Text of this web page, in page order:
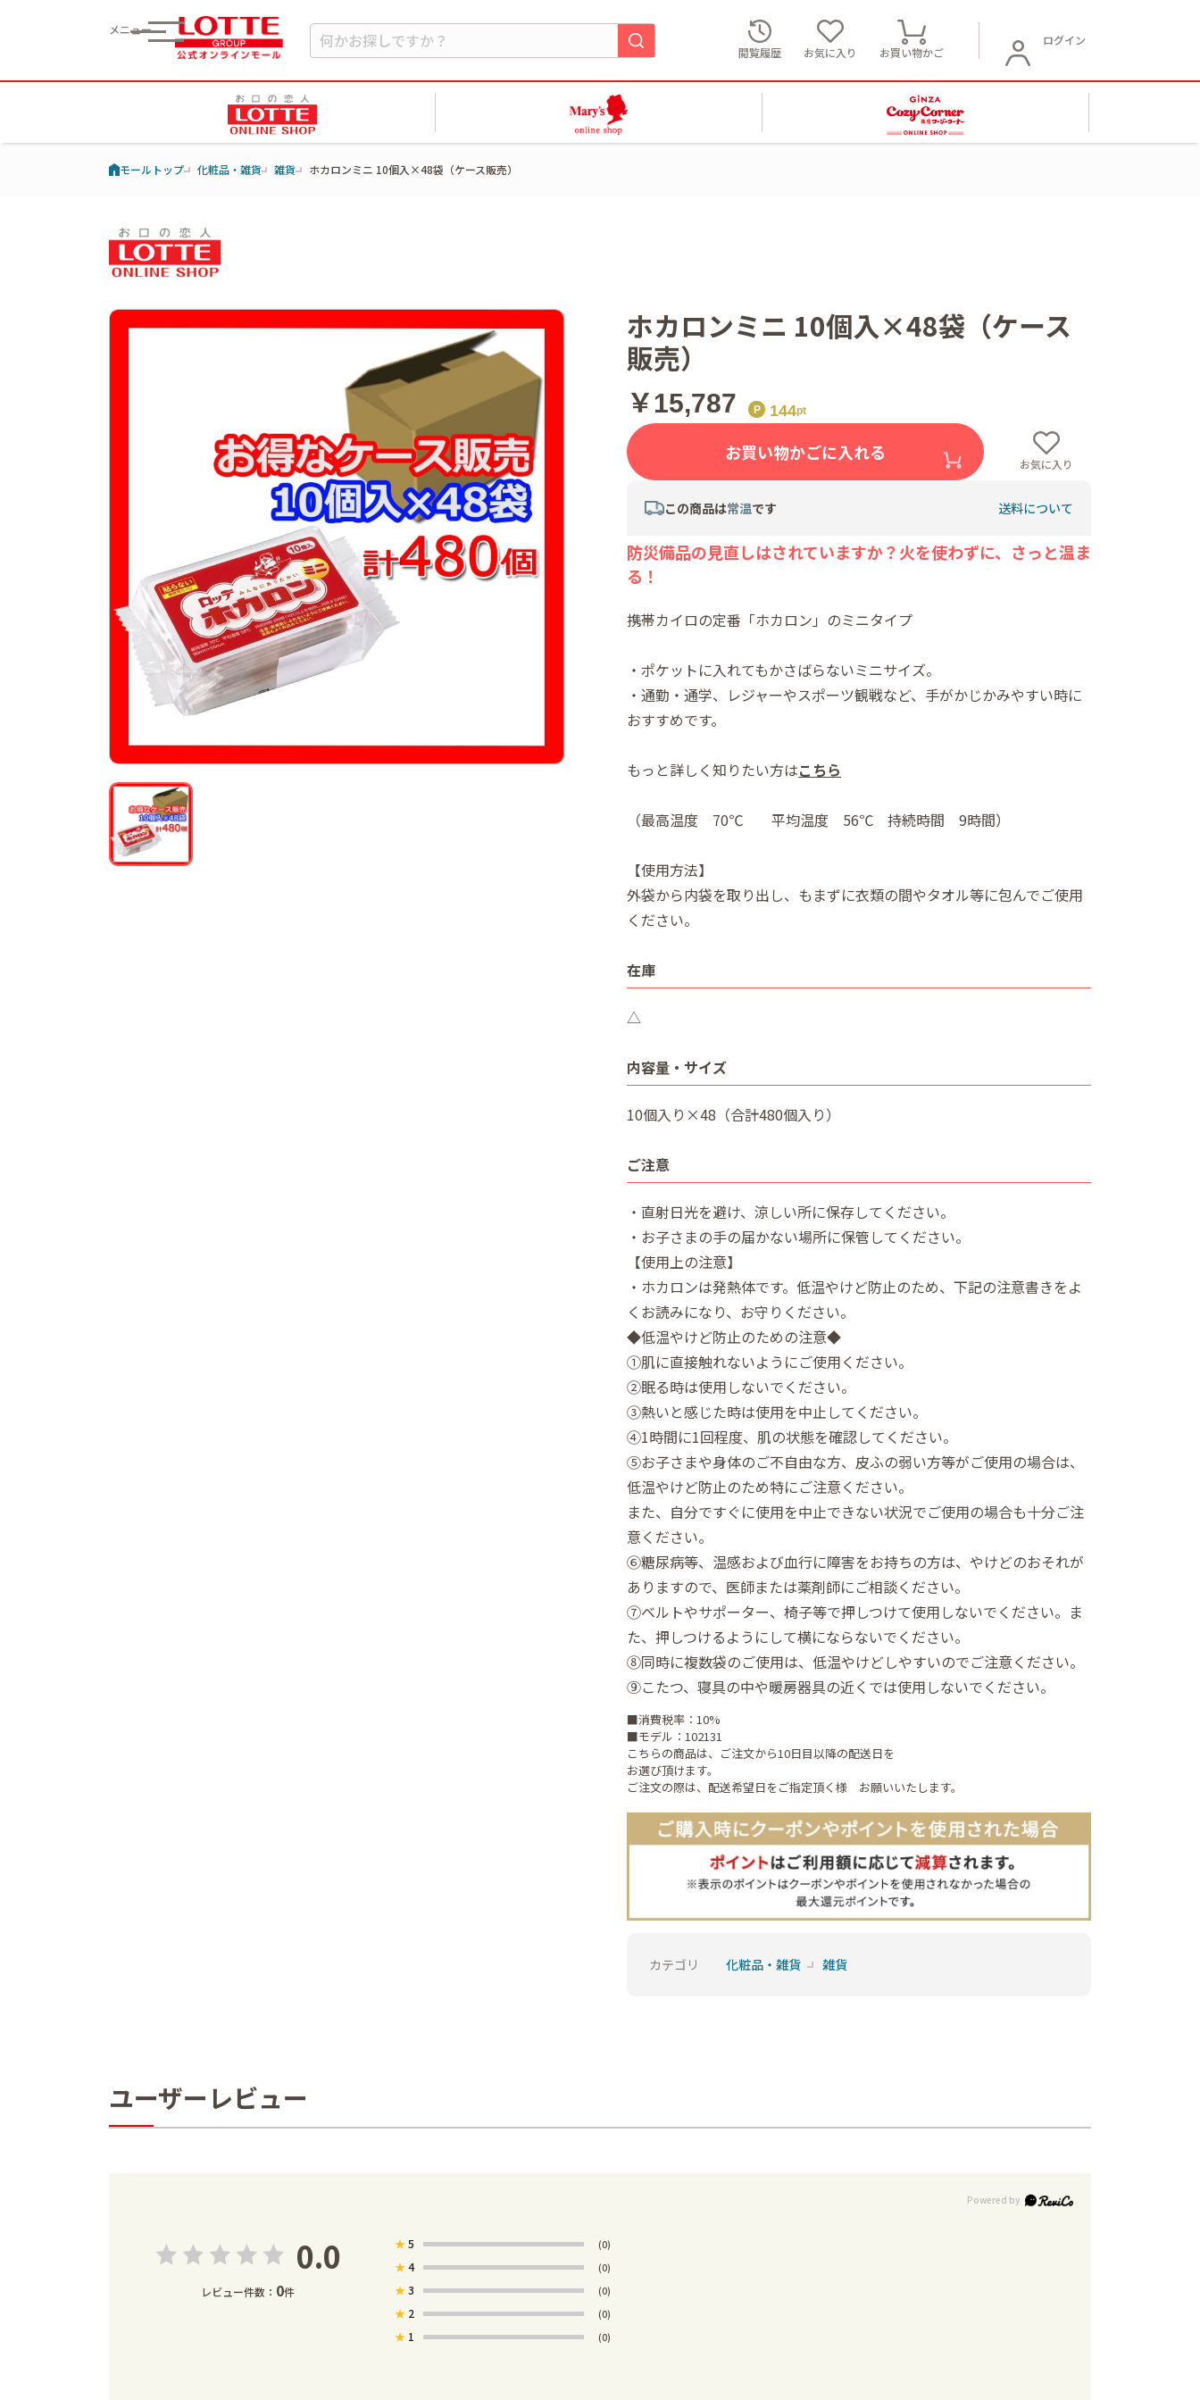
メニュー
閲覧履歴
お気に入り お買い物かご
ログイン
モールトップ 化粧品・雑貨 雑貨 ホカロンミニ 10個入×48袋（ケース販売）
ホカロンミニ 10個入×48袋（ケース
販売）
￥15,787 144
お買い物かごに入れる
お気に入り
この商品は常温です 送料について
防災備品の見直しはされていますか？火を使わずに、さっと温ま
る！
携帯カイロの定番「ホカロン」のミニタイプ
・ポケットに入れてもかさばらないミニサイズ。
・通勤・通学、レジャーやスポーツ観戦など、手がかじかみやすい時に
おすすめです。
もっと詳しく知りたい方はこちら
（最高温度 70℃ 平均温度 56℃ 持続時間 9時間）
【使用方法】
外袋から内袋を取り出し、もまずに衣類の間やタオル等に包んでご使用
ください。
在庫
△
内容量・サイズ
10個入り×48（合計480個入り）
ご注意
・直射日光を避け、涼しい所に保存してください。
・お子さまの手の届かない場所に保管してください。
【使用上の注意】
・ホカロンは発熱体です。低温やけど防止のため、下記の注意書きをよ
くお読みになり、お守りください。
◆低温やけど防止のための注意◆
①肌に直接触れないようにご使用ください。
②眠る時は使用しないでください。
③熱いと感じた時は使用を中止してください。
④1時間に1回程度、肌の状態を確認してください。
⑤お子さまや身体のご不自由な方、皮ふの弱い方等がご使用の場合は、
低温やけど防止のため特にご注意ください。
また、自分ですぐに使用を中止できない状況でご使用の場合も十分ご注
意ください。
⑥糖尿病等、温感および血行に障害をお持ちの方は、やけどのおそれが
ありますので、医師または薬剤師にご相談ください。
⑦ベルトやサポーター、椅子等で押しつけて使用しないでください。ま
た、押しつけるようにして横にならないでください。
⑧同時に複数袋のご使用は、低温やけどしやすいのでご注意ください。
⑨こたつ、寝具の中や暖房器具の近くでは使用しないでください。
■消費税率：10%
■モデル：102131
こちらの商品は、ご注文から10日目以降の配送日を
お選び頂けます。
ご注文の際は、配送希望日をご指定頂く様 お願いいたします。
カテゴリ 化粧品・雑貨 雑貨
ユーザーレビュー
0.0
レビュー件数： 0件
★5 (0)
★4 (0)
★3 (0)
★ 2 (0)
★ 1 (0)